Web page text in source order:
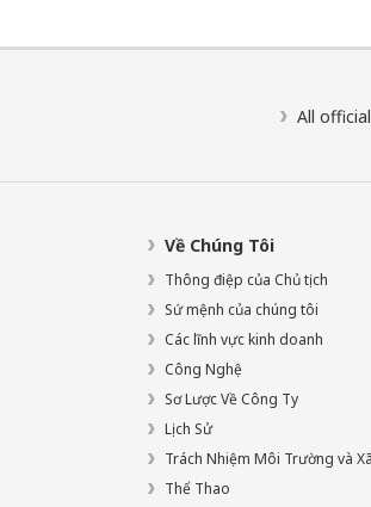
All
Về Chúng Tôi
Thông điệp của Chủ tịch
Sứ mệnh của chúng tôi
Các lĩnh vực kinh doanh
Công Nghệ
Sơ Lược Về Công Ty
Lịch Sử
Trách Nhiệm Môi Trường và
Thể Thao